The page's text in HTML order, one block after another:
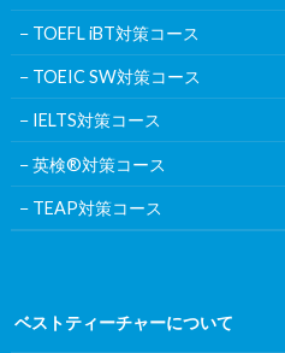
TOEFL iBT対策コース
TOEIC SW対策コース
IELTS対策コース
英検®対策コース
TEAP対策コース
ベストティーチャーについて